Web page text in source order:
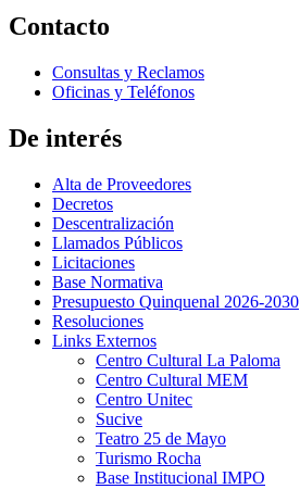
Contacto
Consultas y Reclamos
Oficinas y Teléfonos
De interés
Alta de Proveedores
Decretos
Descentralización
Llamados Públicos
Licitaciones
Base Normativa
Presupuesto Quinquenal 2026-2030
Resoluciones
Links Externos
Centro Cultural La Paloma
Centro Cultural MEM
Centro Unitec
Sucive
Teatro 25 de Mayo
Turismo Rocha
Base Institucional IMPO